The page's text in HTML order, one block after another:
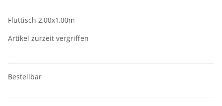
Fluttisch 2,00x1,00m
Artikel zurzeit vergriffen
Bestellbar